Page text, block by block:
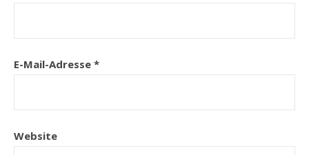
E-Mail-Adresse *
Website